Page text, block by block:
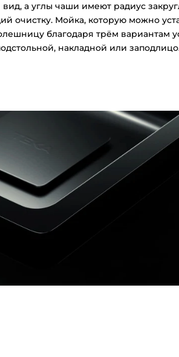
а углы чаши имеют радиус
очистку. Мойка, которую можно
благодаря трём вариантам
накладной или